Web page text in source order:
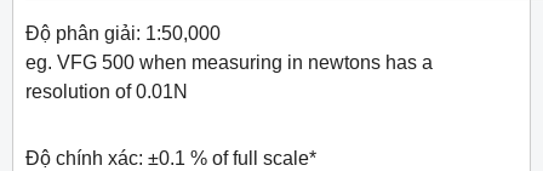
Độ phân giải: 1:50,000
eg. VFG 500 when measuring in newtons has a
resolution of 0.01N
Độ chính xác: ±0.1 % of full scale*